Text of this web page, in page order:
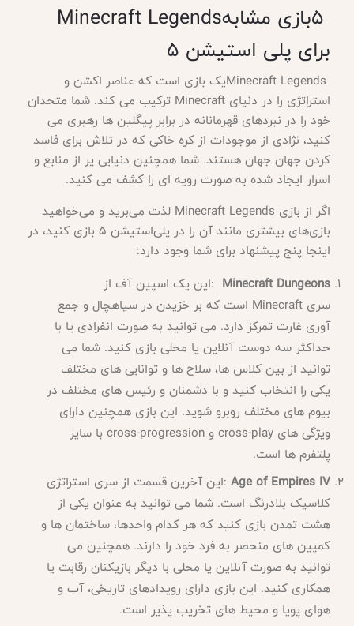
5بازی مشابهMinecraft Legends
برای پلی استیشن 5
Minecraft Legendsیک بازی است که عناصر اکشن و
استراتژی را در دنیای Minecraft ترکیب می کند. شما متحدان
خود را در نبردهای قهرمانانه در برابر پیگلین ها رهبری می
کنید، نژادی از موجودات از کره خاکی که در تلاش برای فاسد
کردن جهان جهان هستند. شما همچنین دنیایی پر از منابع و
اسرار ایجاد شده به صورت رویه ای را کشف می کنید.
اگر از بازی Minecraft Legends لذت می‌برید و می‌خواهید
بازی‌های بیشتری مانند آن را در پلی‌استیشن 5 بازی کنید، در
اینجا پنج پیشنهاد برای شما وجود دارد:
Minecraft Dungeons
:این یک اسپین آف از
سری Minecraft است که بر خزیدن در سیاهچال و جمع
آوری غارت تمرکز دارد. می توانید به صورت انفرادی یا با
حداکثر سه دوست آنلاین یا محلی بازی کنید. شما می
توانید از بین کلاس ها، سلاح ها و توانایی های مختلف
یکی را انتخاب کنید و با دشمنان و رئیس های مختلف در
بیوم های مختلف روبرو شوید. این بازی همچنین دارای
ویژگی های cross-playو cross-progression با سایر
پلتفرم ها است.
Age of Empires IV
:این آخرین قسمت از سری استراتژی
کلاسیک بلادرنگ است. شما می توانید به عنوان یکی از
هشت تمدن بازی کنید که هر کدام واحدها، ساختمان ها و
کمپین های منحصر به فرد خود را دارند. همچنین می
توانید به صورت آنلاین یا محلی با دیگر بازیکنان رقابت یا
همکاری کنید. این بازی دارای رویدادهای تاریخی، آب و
هوای پویا و محیط های تخریب پذیر است.